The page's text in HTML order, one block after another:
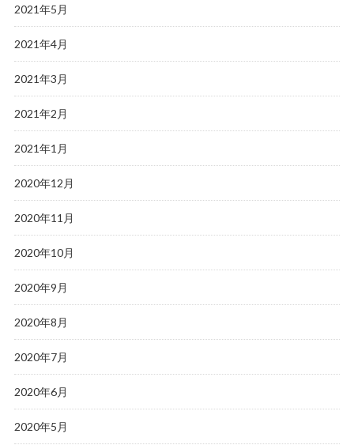
2021年5月
2021年4月
2021年3月
2021年2月
2021年1月
2020年12月
2020年11月
2020年10月
2020年9月
2020年8月
2020年7月
2020年6月
2020年5月